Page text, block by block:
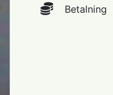
Betalning